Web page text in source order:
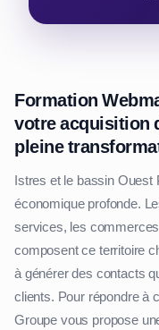
Formation
votre acquisition
pleine
Istres et le bassin Ouest
économique profonde.
services, les
composent ce territoire
à générer des contacts
clients. Pour répondre à
Groupe vous propose